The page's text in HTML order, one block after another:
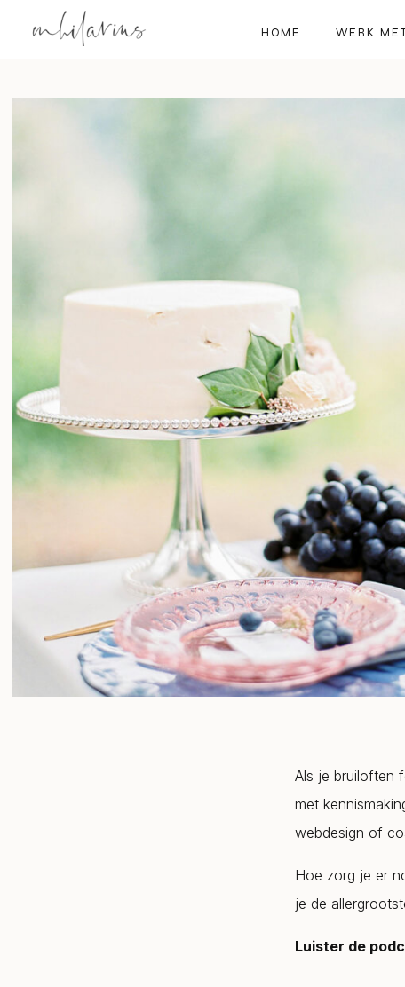
HOME WERK
Als je bruiloften
met
webdesign of
Hoe zorg je er
je de
Luister de